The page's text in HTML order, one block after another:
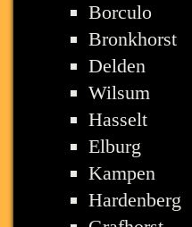
Borculo
Bronkhorst
Delden
Wilsum
Hasselt
Elburg
Kampen
Hardenberg